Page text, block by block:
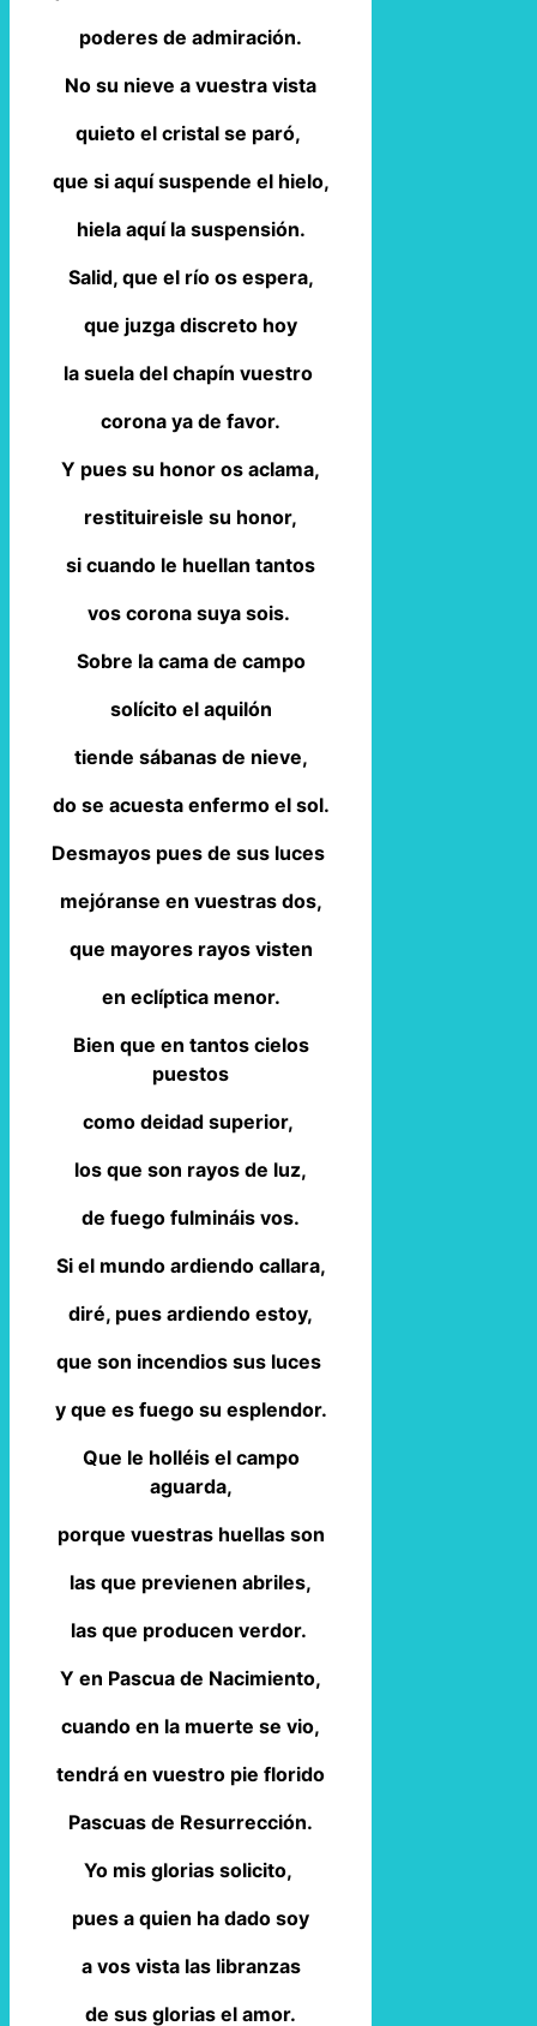
poderes de admiración.
No su nieve a vuestra vista
quieto el cristal se paró,
que si aquí suspende el hielo,
hiela aquí la suspensión.
Salid, que el río os espera,
que juzga discreto hoy
la suela del chapín vuestro
corona ya de favor.
Y pues su honor os aclama,
restituireisle su honor,
si cuando le huellan tantos
vos corona suya sois.
Sobre la cama de campo
solícito el aquilón
tiende sábanas de nieve,
do se acuesta enfermo el sol.
Desmayos pues de sus luces
mejóranse en vuestras dos,
que mayores rayos visten
en eclíptica menor.
Bien que en tantos cielos
puestos
como deidad superior,
los que son rayos de luz,
de fuego fulmináis vos.
Si el mundo ardiendo callara,
diré, pues ardiendo estoy,
que son incendios sus luces
y que es fuego su esplendor.
Que le holléis el campo
aguarda,
porque vuestras huellas son
las que previenen abriles,
las que producen verdor.
Y en Pascua de Nacimiento,
cuando en la muerte se vio,
tendrá en vuestro pie florido
Pascuas de Resurrección.
Yo mis glorias solicito,
pues a quien ha dado soy
a vos vista las libranzas
de sus glorias el amor.